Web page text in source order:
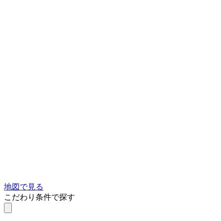
地図で見る
こだわり条件で探す